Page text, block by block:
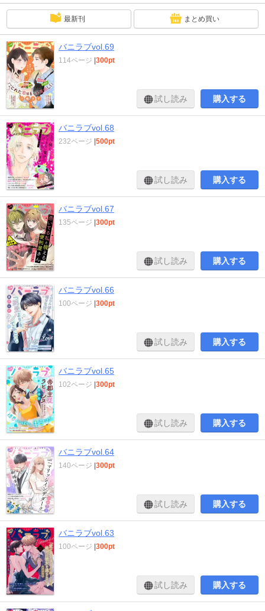
最新刊 まとめ買い
バニラブvol.69
114ページ |300pt
試し読み 購入する
バニラブvol.68
232ページ |500pt
試し読み 購入する
バニラブvol.67
135ページ |300pt
試し読み 購入する
バニラブvol.66
100ページ |300pt
試し読み 購入する
バニラブvol.65
102ページ |300pt
試し読み 購入する
バニラブvol.64
140ページ |300pt
試し読み 購入する
バニラブvol.63
100ページ |300pt
試し読み 購入する